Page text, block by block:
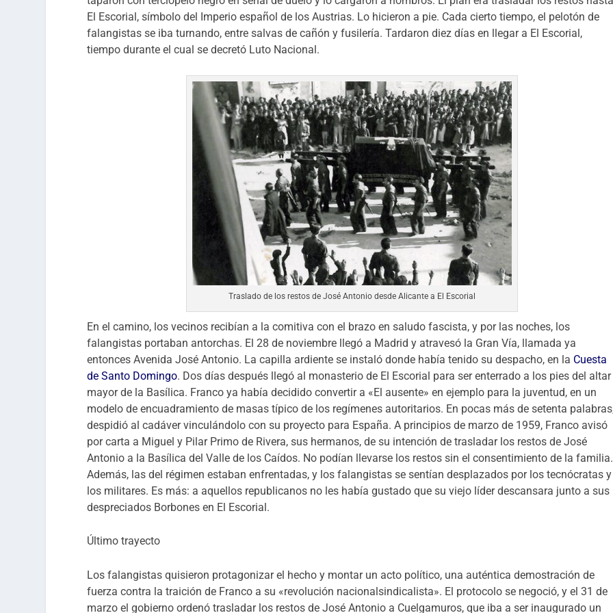
El Escorial, símbolo del Imperio español de los Austrias. Lo hicieron a pie. Cada cierto tiempo, el pelotón de
falangistas se iba turnando, entre salvas de cañón y fusilería. Tardaron diez días en llegar a El Escorial,
tiempo durante el cual se decretó Luto Nacional.
Traslado de los restos de José Antonio desde Alicante a El Escorial
En el camino, los vecinos recibían a la comitiva con el brazo en saludo fascista, y por las noches, los
falangistas portaban antorchas. El 28 de noviembre llegó a Madrid y atravesó la Gran Vía, llamada ya
entonces Avenida José Antonio. La capilla ardiente se instaló donde había tenido su despacho, en la Cuesta
de Santo Domingo. Dos días después llegó al monasterio de El Escorial para ser enterrado a los pies del altar
mayor de la Basílica. Franco ya había decidido convertir a «El ausente» en ejemplo para la juventud, en un
modelo de encuadramiento de masas típico de los regímenes autoritarios. En pocas más de setenta
despidió al cadáver vinculándolo con su proyecto para España. A principios de marzo de 1959, Franco avisó
por carta a Miguel y Pilar Primo de Rivera, sus hermanos, de su intención de trasladar los restos de José
Antonio a la Basílica del Valle de los Caídos. No podían llevarse los restos sin el consentimiento de la familia.
Además, las del régimen estaban enfrentadas, y los falangistas se sentían desplazados por los tecnócratas y
los militares. Es más: a aquellos republicanos no les había gustado que su viejo líder descansara junto a sus
despreciados Borbones en El Escorial.
Último trayecto
Los falangistas quisieron protagonizar el hecho y montar un acto político, una auténtica demostración de
fuerza contra la traición de Franco a su «revolución nacionalsindicalista». El protocolo se negoció, y el 31 de
marzo el gobierno ordenó trasladar los restos de José Antonio a Cuelgamuros, que iba a ser inaugurado un